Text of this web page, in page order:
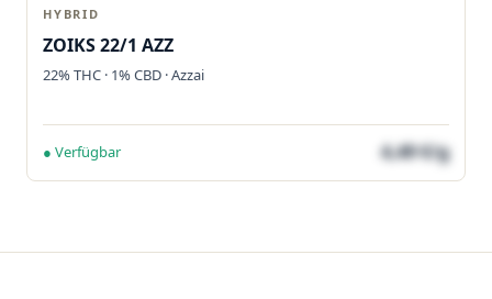
HYBRID
ZOIKS 22/1 AZZ
22% THC · 1% CBD · Azzai
● Verfügbar 4,49 €/g